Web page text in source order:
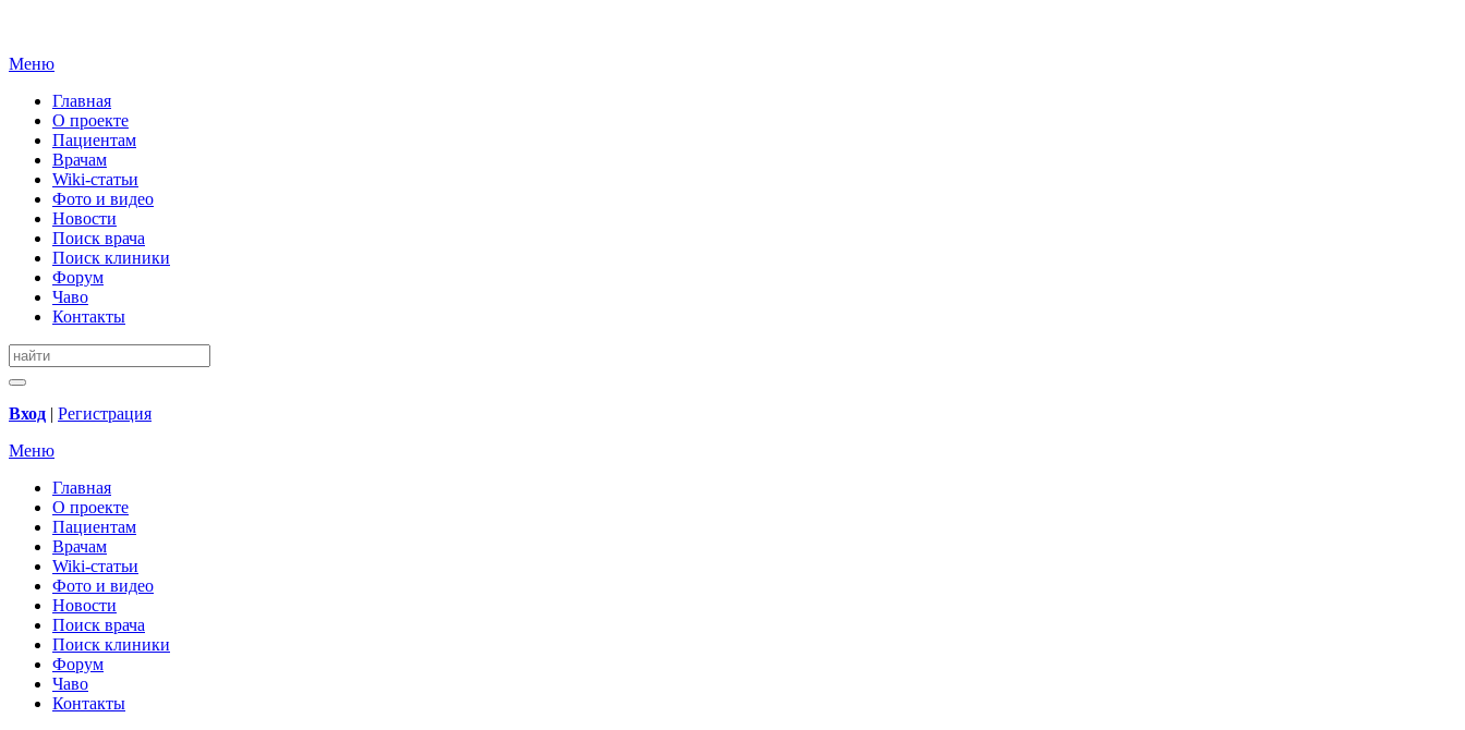
Меню
Главная
О проекте
Пациентам
Врачам
Wiki-статьи
Фото и видео
Новости
Поиск врача
Поиск клиники
Форум
Чаво
Контакты
Вход | Регистрация
Меню
Главная
О проекте
Пациентам
Врачам
Wiki-статьи
Фото и видео
Новости
Поиск врача
Поиск клиники
Форум
Чаво
Контакты